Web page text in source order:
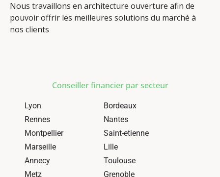
Nous travaillons en architecture ouverture afin de
pouvoir offrir les meilleures solutions du marché à
nos clients
Conseiller financier par secteur
Lyon
Bordeaux
Rennes
Nantes
Montpellier
Saint-etienne
Marseille
Lille
Annecy
Toulouse
Metz
Grenoble